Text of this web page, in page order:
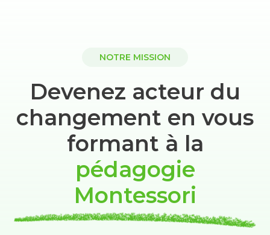
NOTRE MISSION
Devenez acteur du
changement en vous
formant à la
pédagogie
Montessori